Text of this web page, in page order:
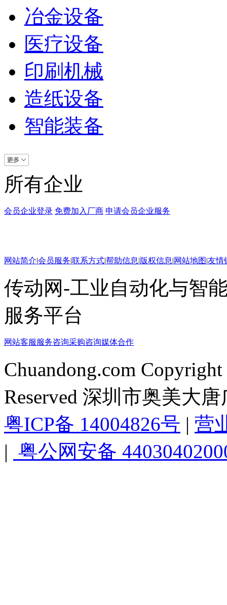
冶金设备
医疗设备
印刷机械
造纸设备
智能装备
所有企业
会员企业登录 免费加入厂商 申请会员企业服务
网站简介|会员服务|联系方式|帮助信息|版权信息|网站地图|友情
传动网-工业自动化与智
服务平台
网站客服 服务咨询采购咨询媒体合作
Chuandong.com
Reserved 深圳市奥美大
粤ICP备 14004826号 | 营
| 粤公网安备